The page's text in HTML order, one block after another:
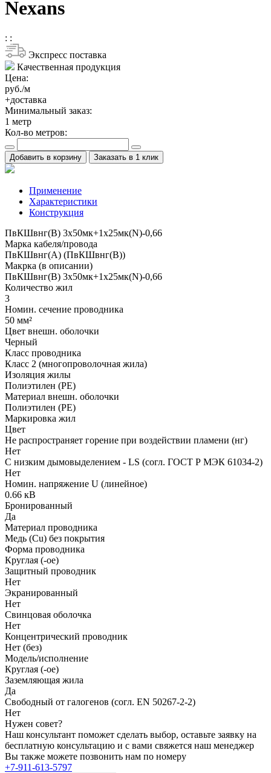
Nexans
: :
Экспресс поставка
Качественная продукция
Цена:
руб./м
+доставка
Минимальный заказ:
1 метр
Кол-во метров:
Добавить в корзину Заказать в 1 клик
Применение
Характеристики
Конструкция
ПвКШвнг(B) 3x50мк+1x25мк(N)-0,66
Марка кабеля/провода
ПвКШвнг(А) (ПвКШвнг(B))
Макрка (в описании)
ПвКШвнг(B) 3x50мк+1x25мк(N)-0,66
Количество жил
3
Номин. сечение проводника
50 мм²
Цвет внешн. оболочки
Черный
Класс проводника
Класс 2 (многопроволочная жила)
Изоляция жилы
Полиэтилен (PE)
Материал внешн. оболочки
Полиэтилен (PE)
Маркировка жил
Цвет
Не распространяет горение при воздействии пламени (нг)
Нет
С низким дымовыделением - LS (согл. ГОСТ Р МЭК 61034-2)
Нет
Номин. напряжение U (линейное)
0.66 кВ
Бронированный
Да
Материал проводника
Медь (Cu) без покрытия
Форма проводника
Круглая (-ое)
Защитный проводник
Нет
Экранированный
Нет
Свинцовая оболочка
Нет
Концентрический проводник
Нет (без)
Модель/исполнение
Круглая (-ое)
Заземляющая жила
Да
Свободный от галогенов (согл. EN 50267-2-2)
Нет
Нужен совет?
Наш консультант поможет сделать выбор, оставьте заявку на
бесплатную консультацию и с вами свяжется наш менеджер
Вы также можете позвонить нам по номеру
+7-911-613-5797